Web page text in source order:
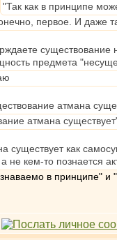
"Так как в принципе
первое. И даже
предмета
атмана
атмана
существует как
не кем-то познается
в принципе"